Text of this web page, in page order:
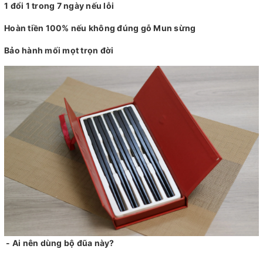
1 đổi 1 trong 7 ngày nếu lỗi
Hoàn tiền 100% nếu không đúng gỗ Mun sừng
Bảo hành mối mọt trọn đời
- Ai nên dùng bộ đũa này?